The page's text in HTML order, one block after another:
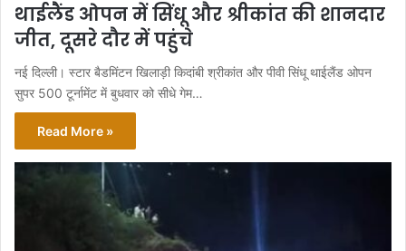
थाईलैंड ओपन में सिंधू और श्रीकांत की शानदार
जीत, दूसरे दौर में पहुंचे
नई दिल्ली। स्टार बैडमिंटन खिलाड़ी किदांबी श्रीकांत और पीवी सिंधू थाईलैंड ओपन
सुपर 500 टूर्नामेंट में बुधवार को सीधे गेम…
Read More »